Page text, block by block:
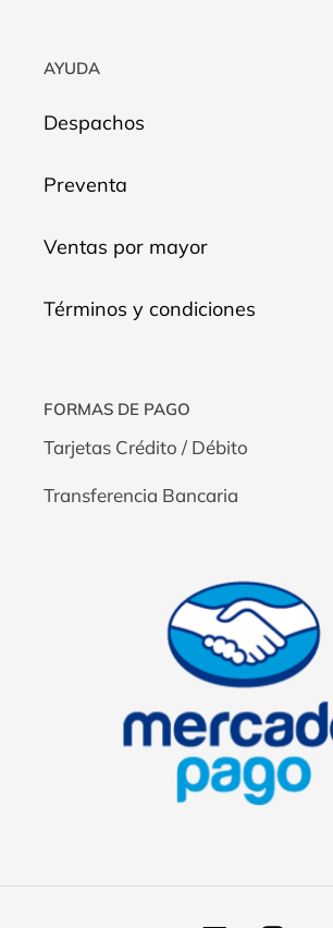
AYUDA
Despachos
Preventa
Ventas por mayor
Términos y condiciones
FORMAS DE PAGO
Tarjetas Crédito / Débito
Transferencia Bancaria